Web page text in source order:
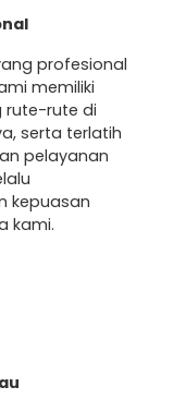
profesional
memiliki
rute-rute di
serta terlatih
pelayanan
kepuasan
kami.